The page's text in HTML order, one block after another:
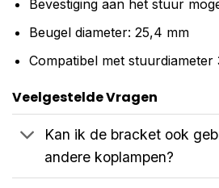
Bevestiging aan het stuur
Beugel diameter: 25,4 mm
Compatibel met stuurdiameter
Veelgestelde Vragen
Kan ik de bracket ook
andere koplampen?